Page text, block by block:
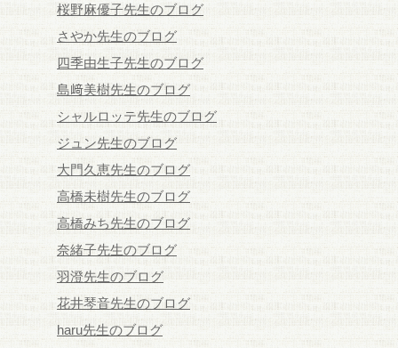
桜野麻優子先生のブログ
さやか先生のブログ
四季由生子先生のブログ
島﨑美樹先生のブログ
シャルロッテ先生のブログ
ジュン先生のブログ
大門久恵先生のブログ
高橋未樹先生のブログ
高橋みち先生のブログ
奈緒子先生のブログ
羽澄先生のブログ
花井琴音先生のブログ
haru先生のブログ